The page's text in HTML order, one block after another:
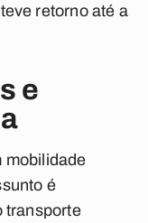
retorno até a
e
mobilidade
é
transporte